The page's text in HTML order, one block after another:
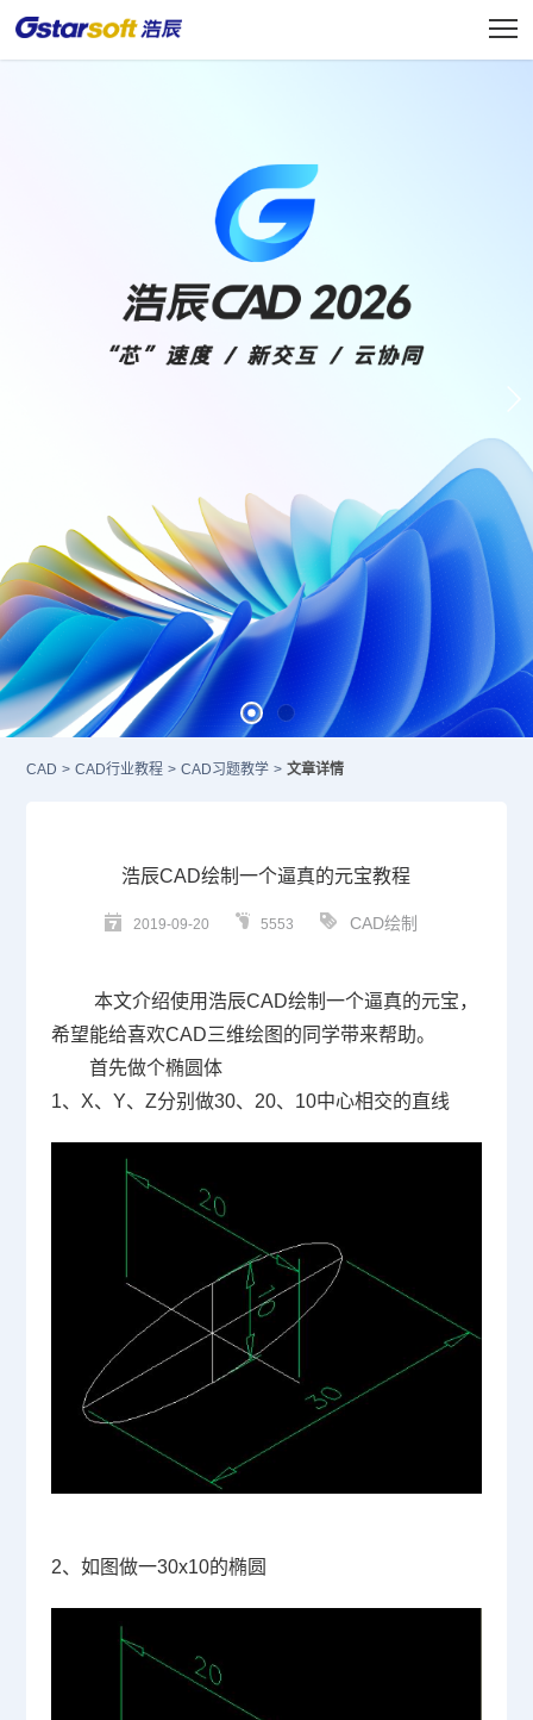
CAD > CAD行业教程 > CAD习题教学 > 文章详情
浩辰CAD绘制一个逼真的元宝教程
2019-09-20 5553 CAD绘制
本文介绍使用浩辰CAD绘制一个逼真的元宝，
希望能给喜欢CAD三维绘图的同学带来帮助。
首先做个椭圆体
1、 X、 Y、 Z分别做30、 20、 10中心相交的直线
2、如图做一30x10的椭圆